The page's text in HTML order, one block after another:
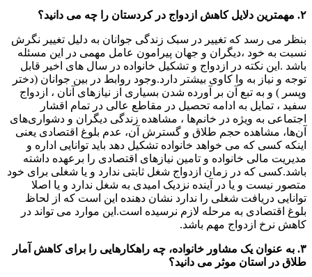
۲. مهمترین دلایل کاهش ازدواج در کردستان را چه می دانید؟
بنظر می رسد که تغییر در سبک زندگی جوانان به دلیل تغییر نگرش
نسبت به خود ،دیگران و جهان پیرامون عامل مهمی در این مسئله
باشد .این نکته در ازدواج و تشکیل خانواده در سال های اخیر قابل
توجه و نیاز به وا کاوی بیشتر دارد.وجود روابط در بین جوانان (دختر
وپسر ) و به تبع آن بر آورده شدن بسیاری از نیازهای آنان ، ازدواج
سفید ، تمایل به ادامه تحصیل در مقاطع عالی در تمام اقشار
اجتماعی به ویژه در خانم‌ها ، مشاهده زندگی دیگران و دشواری‌های
آن‌ها، مشاهده حجم طلاق و گسترش آن، عدم بلوغ اقتصادی یعنی
اینکه کسی که می خواهد خانواده تشکیل دهد باید توانایی اداره و
مدیریت مالی خانواده و تامین نیازهای اقتصادی را برعهده داشته
باشد.کسی که در زمان ازدواج شغل ثابتی ندارد و یا شغلی برای خود
متصور نیست و یا در آینده نزدیک امیدی به شغل ندارد و یا اصلا
توانایی دریافت شغلی را ندارد نشان دهنده این است که از لحاظ
بلوغ اقتصادی به مرحله لازم نرسیده است.این موارد می تواند در
کاهش نرخ ازدواج مهم باشد.
۳. به عنوان یک مشاور خانواده، چه راهکارهایی را برای کاهش آمار
طلاق در استان موثر می دانید؟